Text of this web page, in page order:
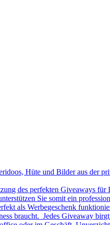
Hüte und Bilder aus der
des perfekten Giveaways
Sie somit ein
als Werbegeschenk
braucht. Jedes Giveaway